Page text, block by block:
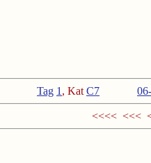
Tag 1 , Kat C7 06-
<<<< <<<